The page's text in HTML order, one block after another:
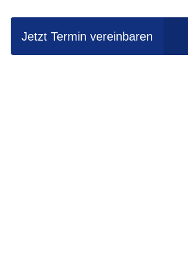
Jetzt Termin vereinbaren